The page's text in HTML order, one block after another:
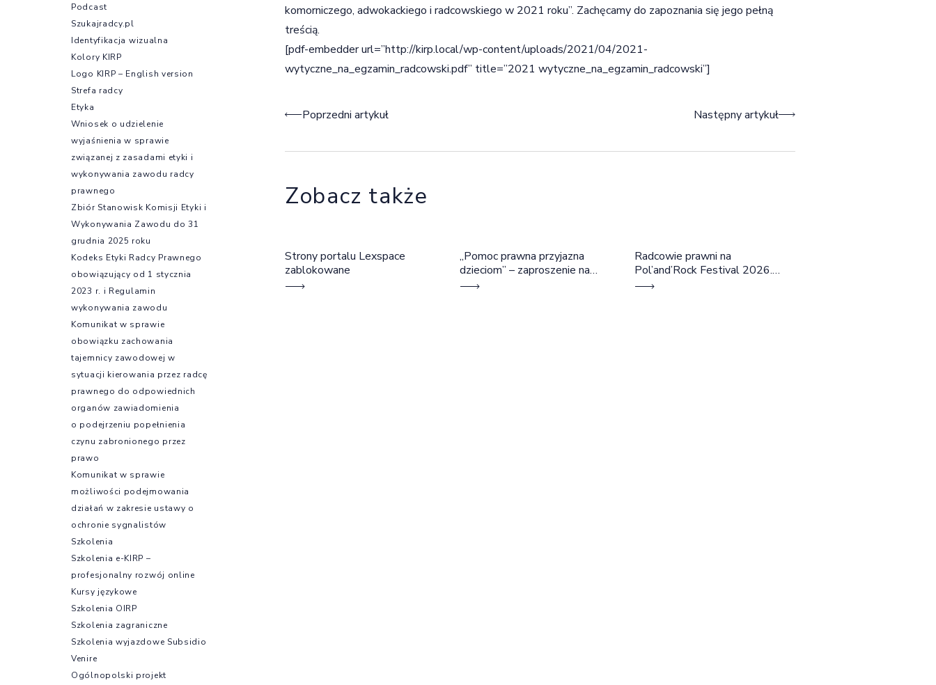
komorniczego, adwokackiego i radcowskiego w 2021 roku”. Zachęcamy do zapoznania się jego pełną
treścią.
[pdf-embedder url=”http://kirp.local/wp-content/uploads/2021/04/2021-
wytyczne_na_egzamin_radcowski.pdf” title=”2021 wytyczne_na_egzamin_radcowski”]
Nawigacja wpisu
Poprzedni artykuł Następny artykuł
Zobacz także
Strony portalu Lexspace
zablokowane
„Pomoc prawna przyjazna
dzieciom” – zaproszenie na
szkolenie
Radcowie prawni na
Pol’and’Rock Festival 2026.
Cztery dni rozmów, edukacji i
Podcast
Szukajradcy.pl
Identyfikacja wizualna
Kolory KIRP
Logo KIRP – English version
Strefa radcy
Etyka
Wniosek o udzielenie
wyjaśnienia w sprawie
związanej z zasadami etyki i
wykonywania zawodu radcy
prawnego
Zbiór Stanowisk Komisji Etyki i
Wykonywania Zawodu do 31
grudnia 2025 roku
Kodeks Etyki Radcy Prawnego
obowiązujący od 1 stycznia
2023 r. i Regulamin
wykonywania zawodu
Komunikat w sprawie
obowiązku zachowania
tajemnicy zawodowej w
sytuacji kierowania przez radcę
prawnego do odpowiednich
organów zawiadomienia
o podejrzeniu popełnienia
czynu zabronionego przez
prawo
Komunikat w sprawie
możliwości podejmowania
działań w zakresie ustawy o
ochronie sygnalistów
Szkolenia
Szkolenia e-KIRP –
profesjonalny rozwój online
Kursy językowe
Szkolenia OIRP
Szkolenia zagraniczne
Szkolenia wyjazdowe Subsidio
Venire
Ogólnopolski projekt